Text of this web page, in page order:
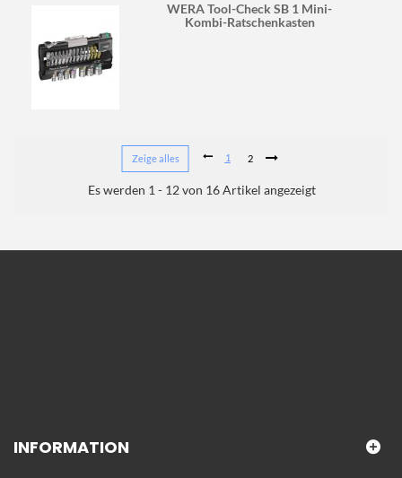
WERA Tool-Check SB 1 Mini-
Kombi-Ratschenkasten
Zeige alles 1 2
Es werden 1 - 12 von 16 Artikel angezeigt
INFORMATION